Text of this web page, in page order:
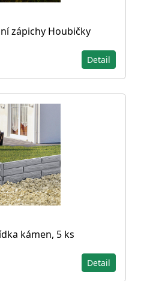
zápichy Houbičky
Detail
kámen, 5 ks
Detail